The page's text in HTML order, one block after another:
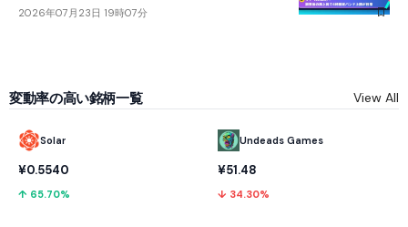
2026年07月23日 19時07分
変動率の高い銘柄一覧 View All
Solar
¥0.5540
↑ 65.70%
Undeads Games
¥51.48
↓ 34.30%